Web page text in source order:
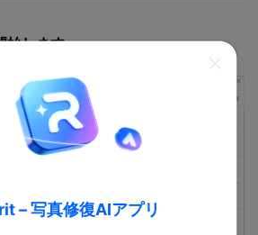
– 写真修復AIアプリ
始します。